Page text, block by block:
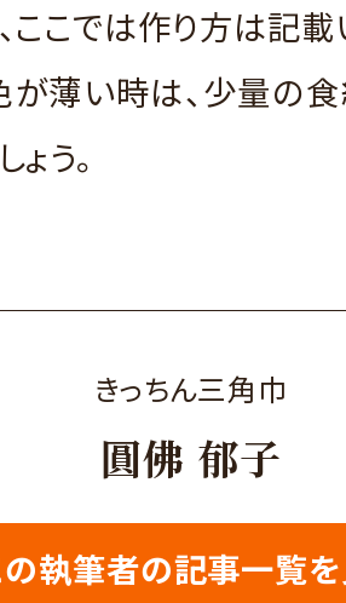
ここでは作り方は記載
薄い時は、少量の
う。
きっちん三角巾
圓佛 郁子
の執筆者の記事一覧